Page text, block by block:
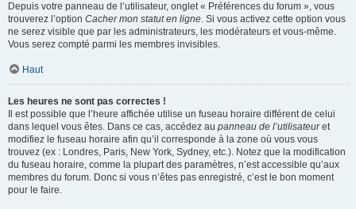
Depuis votre panneau de l’utilisateur, onglet « Préférences du forum », vous
trouverez l’option Cacher mon statut en ligne. Si vous activez cette option vous
ne serez visible que par les administrateurs, les modérateurs et vous-même.
Vous serez compté parmi les membres invisibles.
Haut
Les heures ne sont pas correctes !
Il est possible que l’heure affichée utilise un fuseau horaire différent de celui
dans lequel vous êtes. Dans ce cas, accédez au panneau de l’utilisateuret
modifiez le fuseau horaire afin qu’il corresponde à la zone où vous vous
trouvez (ex : Londres, Paris, New York, Sydney, etc.). Notez que la modification
du fuseau horaire, comme la plupart des paramètres, n’est accessible qu’aux
membres du forum. Donc si vous n’êtes pas enregistré, c’est le bon moment
pour le faire.